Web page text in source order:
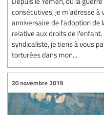
consécutives, je m’adresse à
anniversaire de l'adoption de
relative aux droits de
syndicaliste, je tiens à vous
torturées dans mon...
20 novembre 2019